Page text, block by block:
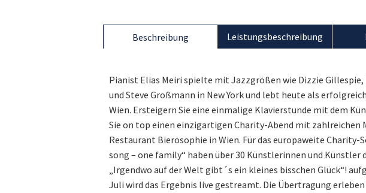
Beschreibung
Pianist Elias Meiri spielte mit Jazzgrößen wie Dizzie Gillespie,
und Steve Großmann in New York und lebt heute als
Wien. Ersteigern Sie eine einmalige Klavierstunde mit dem
Sie on top einen einzigartigen Charity-Abend mit zahlreichen
Restaurant Bierosophie in Wien. Für das europaweite Charity-
song – one family“ haben über 30 Künstlerinnen und Künstler
„Irgendwo auf der Welt gibt´s ein kleines bisschen Glück“!
Juli wird das Ergebnis live gestreamt. Die Übertragung erleben
Leistungsbeschreibung